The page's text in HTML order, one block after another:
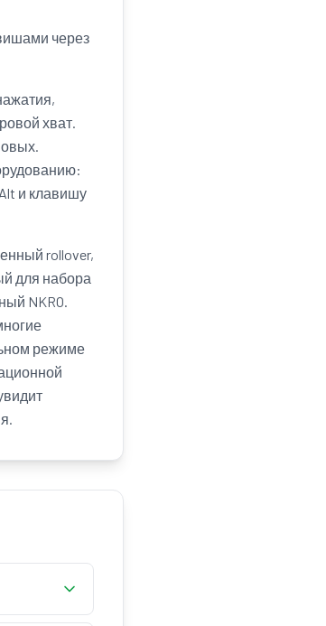
через
хват.
и клавишу
rollover,
для набора
NKRO.
режиме